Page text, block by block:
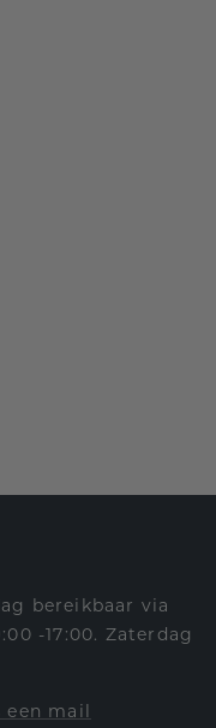
bereikbaar via
-17:00. Zaterdag
mail